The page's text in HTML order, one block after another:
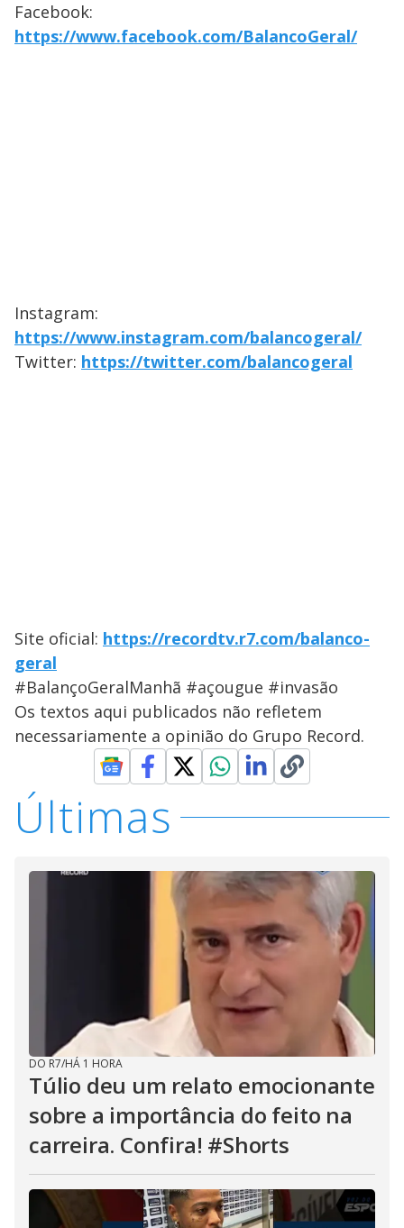
Facebook:
https://www.facebook.com/BalancoGeral/
Instagram:
https://www.instagram.com/balancogeral/
Twitter: https://twitter.com/balancogeral
Site oficial: https://recordtv.r7.com/balanco-
geral
#BalançoGeralManhã #açougue #invasão
Os textos aqui publicados não refletem
necessariamente a opinião do Grupo Record.
Últimas
DO R7/HÁ 1 HORA
Túlio deu um relato emocionante
sobre a importância do feito na
carreira. Confira! #Shorts